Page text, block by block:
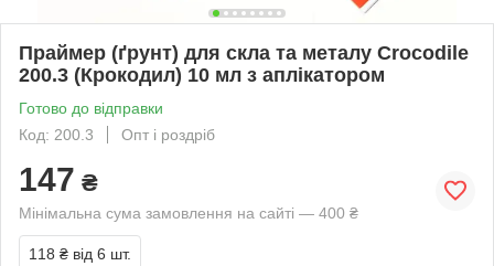
Праймер (ґрунт) для скла та металу Crocodile
200.3 (Крокодил) 10 мл з аплікатором
Готово до відправки
Код: 200.3
Опт і роздріб
147 ₴
Мінімальна сума замовлення на сайті — 400 ₴
118 ₴ від 6 шт.